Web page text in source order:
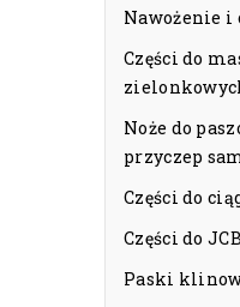
Nawożenie
Części do
Noże do
przyczep
Części do
Części do JCB
Paski